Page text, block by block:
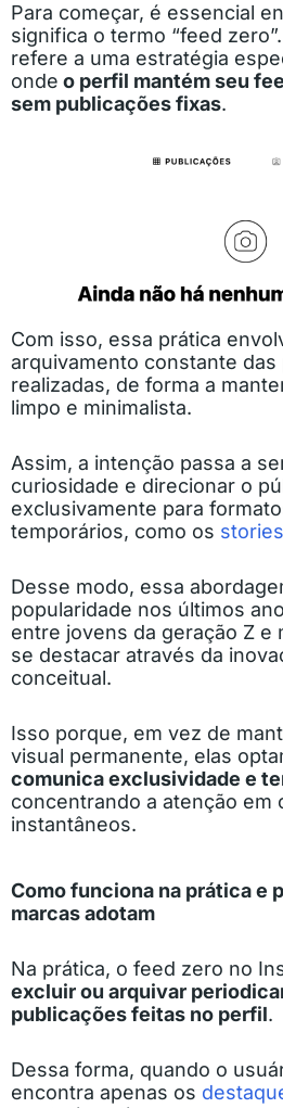
Para começar, é essencial
significa o termo “feed
refere a uma estratégia
onde o perfil mantém seu
sem publicações fixas.
Com isso, essa prática
arquivamento constante das
realizadas, de forma a
limpo e minimalista.
Assim, a intenção passa a
curiosidade e direcionar o
exclusivamente para
temporários, como os stories
Desse modo, essa
popularidade nos últimos
entre jovens da geração Z e
se destacar através da
conceitual.
Isso porque, em vez de
visual permanente, elas
comunica exclusividade e
concentrando a atenção em
instantâneos.
Como funciona na prática e
marcas adotam
Na prática, o feed zero no
excluir ou arquivar
publicações feitas no perfil.
Dessa forma, quando o
encontra apenas os